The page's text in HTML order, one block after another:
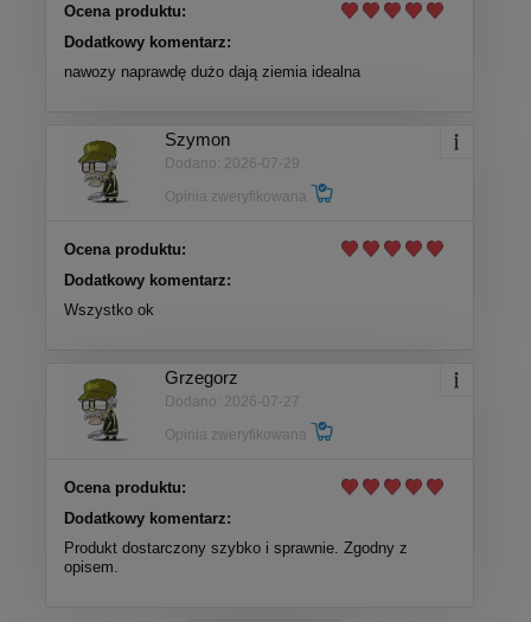
Ocena produktu:
Dodatkowy komentarz:
nawozy naprawdę dużo dają ziemia idealna
Szymon
Dodano: 2026-07-29
Opinia zweryfikowana
Ocena produktu:
Dodatkowy komentarz:
Wszystko ok
Grzegorz
Dodano: 2026-07-27
Opinia zweryfikowana
Ocena produktu:
Dodatkowy komentarz:
Produkt dostarczony szybko i sprawnie. Zgodny z
opisem.